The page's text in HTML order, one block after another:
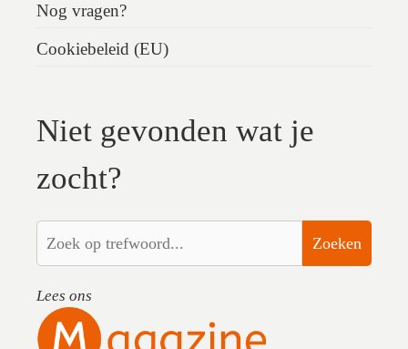
Nog vragen?
Cookiebeleid (EU)
Niet gevonden wat je
zocht?
Zoeken
Lees ons